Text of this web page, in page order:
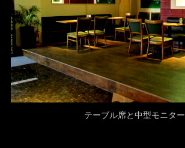
テーブル席と中型モニター